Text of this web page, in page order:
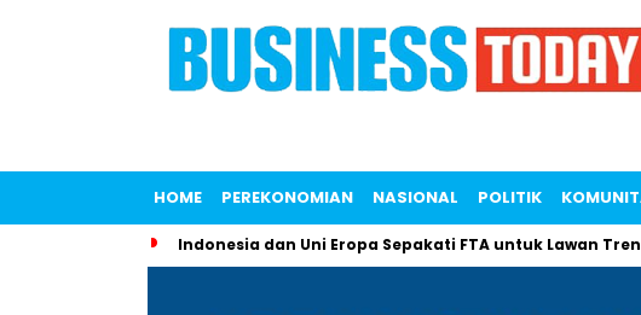
HOME PEREKONOMIAN NASIONAL POLITIK
Indonesia dan Uni Eropa Sepakati FTA untuk Lawan